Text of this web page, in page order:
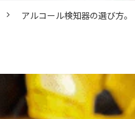
アルコール検知器の選び方。